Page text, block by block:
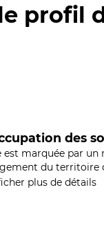
profil
des
marquée par
du territoire
plus de détails